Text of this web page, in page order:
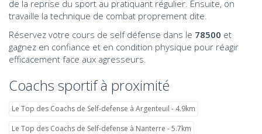
de la reprise du sport au pratiquant régulier. Ensuite, on
travaille la technique de combat proprement dite.
Réservez votre cours de self défense dans le 78500 et
gagnez en confiance et en condition physique pour réagir
efficacement face aux agresseurs.
Coachs sportif à proximité
Le Top des Coachs de Self-defense à Argenteuil - 4.9km
Le Top des Coachs de Self-defense à Nanterre - 5.7km